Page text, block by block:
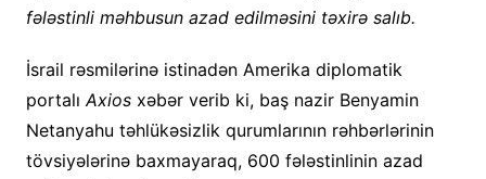
fələstinli məhbusun azad edilməsini təxirə salıb.
İsrail rəsmilərinə istinadən Amerika diplomatik
portalıAxiosxəbər verib ki, baş nazir Benyamin
Netanyahu təhlükəsizlik qurumlarının rəhbərlərinin
tövsiyələrinə baxmayaraq, 600 fələstinlinin azad